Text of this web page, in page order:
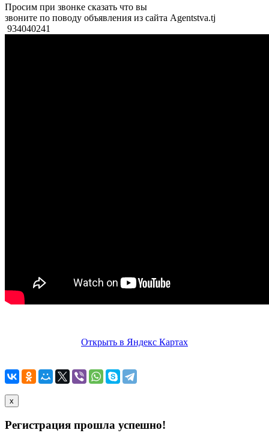
Просим при звонке сказать что вы
звоните по поводу объявления из сайта Agentstva.tj
934040241
Открыть в Яндекс Картах
x
Регистрация прошла успешно!